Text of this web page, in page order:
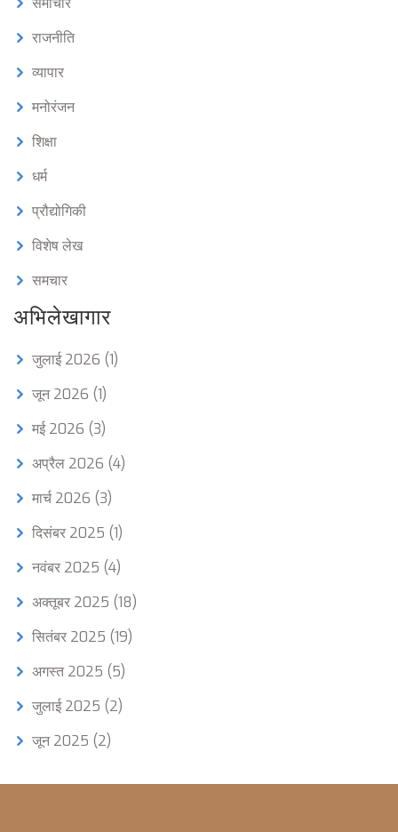
राजनीति
व्यापार
मनोरंजन
शिक्षा
धर्म
प्रौद्योगिकी
विशेष लेख
समचार
अभिलेखागार
जुलाई 2026 (1)
जून 2026 (1)
मई 2026 (3)
अप्रैल 2026 (4)
मार्च 2026 (3)
दिसंबर 2025 (1)
नवंबर 2025 (4)
अक्तूबर 2025 (18)
सितंबर 2025 (19)
अगस्त 2025 (5)
जुलाई 2025 (2)
जून 2025 (2)